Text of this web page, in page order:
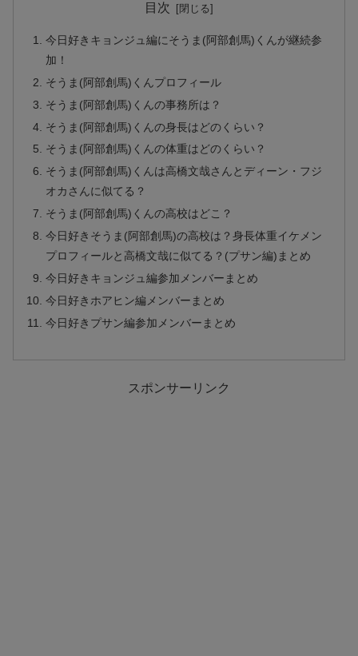
目次
今日好きキョンジュ編にそうま(阿部創馬)くんが継続参
加！
そうま(阿部創馬)くんプロフィール
そうま(阿部創馬)くんの事務所は？
そうま(阿部創馬)くんの身長はどのくらい？
そうま(阿部創馬)くんの体重はどのくらい？
そうま(阿部創馬)くんは高橋文哉さんとディーン・フジ
オカさんに似てる？
そうま(阿部創馬)くんの高校はどこ？
今日好きそうま(阿部創馬)の高校は？身長体重イケメン
プロフィールと高橋文哉に似てる？(プサン編)まとめ
今日好きキョンジュ編参加メンバーまとめ
今日好きホアヒン編メンバーまとめ
今日好きプサン編参加メンバーまとめ
スポンサーリンク